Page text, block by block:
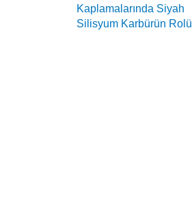
Kaplamalarında Siyah
Silisyum Karbürün Rolü